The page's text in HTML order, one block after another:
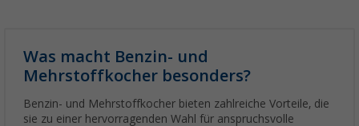
Was macht Benzin- und
Mehrstoffkocher besonders?
Benzin- und Mehrstoffkocher bieten zahlreiche Vorteile, die
sie zu einer hervorragenden Wahl für anspruchsvolle